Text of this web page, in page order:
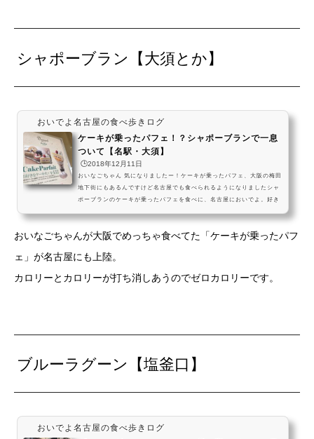
シャポーブラン【大須とか】
おいでよ名古屋の食べ歩きログ
ケーキが乗ったパフェ！？シャポーブランで一息
ついて【名駅・大須】
🕒️2018年12月11日
おいなごちゃん 気になりましたー！ケーキが乗ったパフェ、大阪の梅田
地下街にもあるんですけど名古屋でも食べられるようになりましたシャ
ポーブランのケーキが乗ったパフェを食べに、名古屋においでよ。好き
com/0V1LfOTGjb— おいでよ名古屋 (@oinagoya) 2018年11月2日名駅
ーブランさんは、パン食べ放題モーニングも...
おいなごちゃんが大阪でめっちゃ食べてた「ケーキが乗ったパフ
ェ」が名古屋にも上陸。
カロリーとカロリーが打ち消しあうのでゼロカロリーです。
ブルーラグーン【塩釜口】
おいでよ名古屋の食べ歩きログ